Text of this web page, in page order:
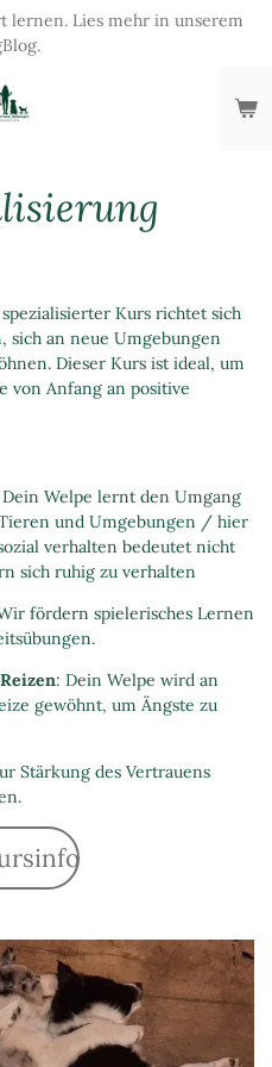
lernen. Lies mehr in unserem
Kurs richtet sich
sich an neue Umgebungen
Dieser Kurs ist ideal, um
von Anfang an positive
Welpe lernt den Umgang
und Umgebungen / hier
verhalten bedeutet nicht
sich ruhig zu verhalten
fördern spielerisches Lernen
: Dein Welpe wird an
gewöhnt, um Ängste zu
Stärkung des Vertrauens